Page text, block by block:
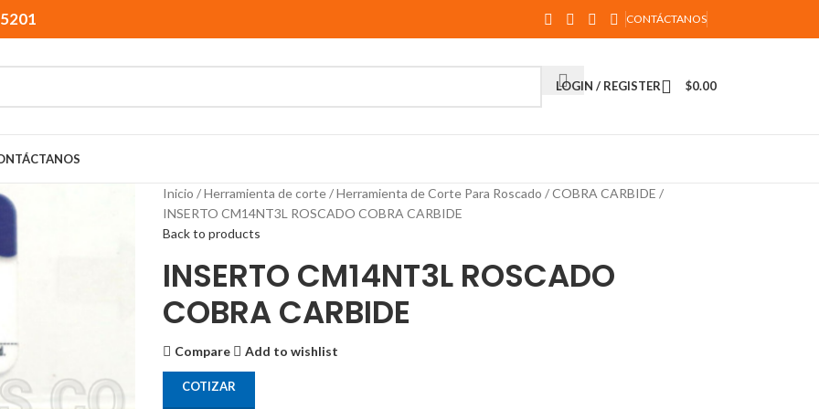
CONTÁCTANOS
LOGIN / REGISTER $0.00
Inicio Herramienta de corte Herramienta de Corte Para Roscado
COBRA CARBIDE
INSERTO CM14NT3L ROSCADO COBRA CARBIDE
Back to products
INSERTO CM14NT3L ROSCADO
COBRA CARBIDE
Compare Add to wishlist
COTIZAR